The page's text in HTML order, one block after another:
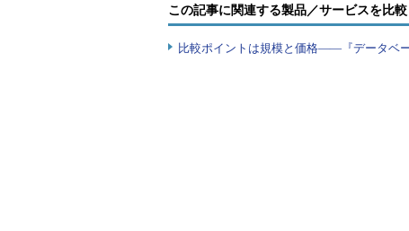
この記事に関連する製品／サービスを比較
比較ポイントは規模と価格――『データベ